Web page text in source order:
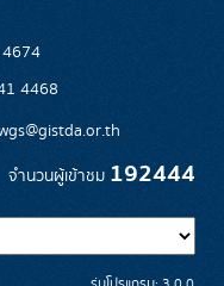
4468
จำนวนผู้เข้าชม 192444